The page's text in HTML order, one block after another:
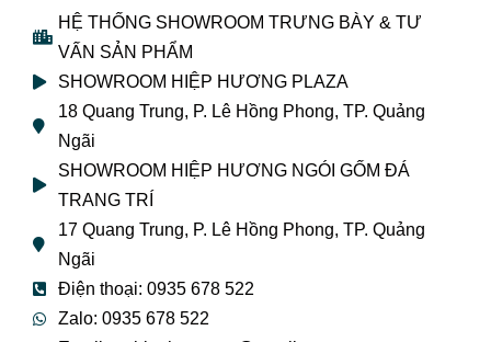
HỆ THỐNG SHOWROOM TRƯNG BÀY & TƯ
VẤN SẢN PHẨM
SHOWROOM HIỆP HƯƠNG PLAZA
18 Quang Trung, P. Lê Hồng Phong, TP. Quảng
Ngãi
SHOWROOM HIỆP HƯƠNG NGÓI GỐM ĐÁ
TRANG TRÍ
17 Quang Trung, P. Lê Hồng Phong, TP. Quảng
Ngãi
Điện thoại: 0935 678 522
Zalo: 0935 678 522